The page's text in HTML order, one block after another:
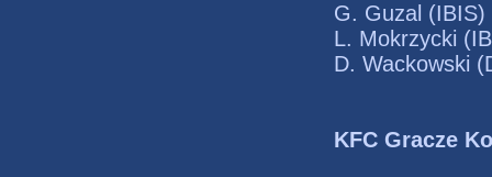
G. Guzal
L.
D.
KFC Gracze